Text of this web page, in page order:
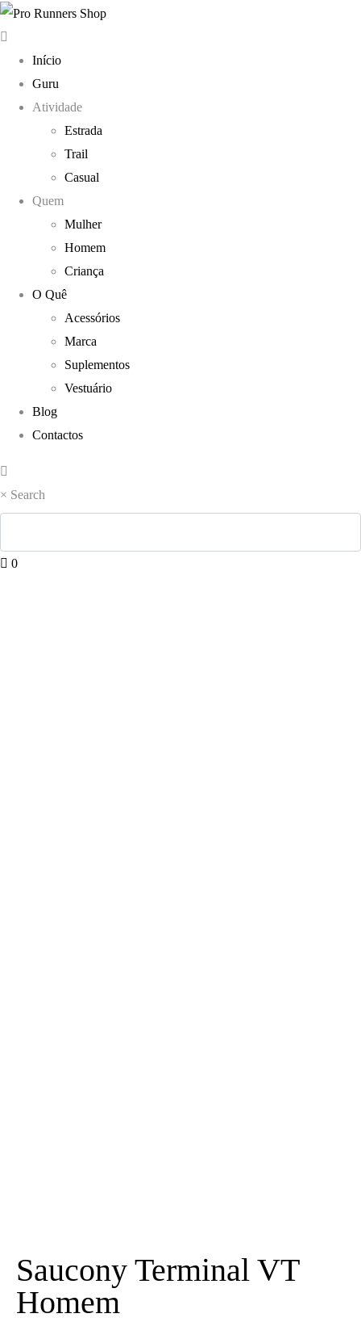
Início
Guru
Atividade
Estrada
Trail
Casual
Quem
Mulher
Homem
Criança
O Quê
Acessórios
Marca
Suplementos
Vestuário
Blog
Contactos
× Search
0
Saucony Terminal VT
Homem